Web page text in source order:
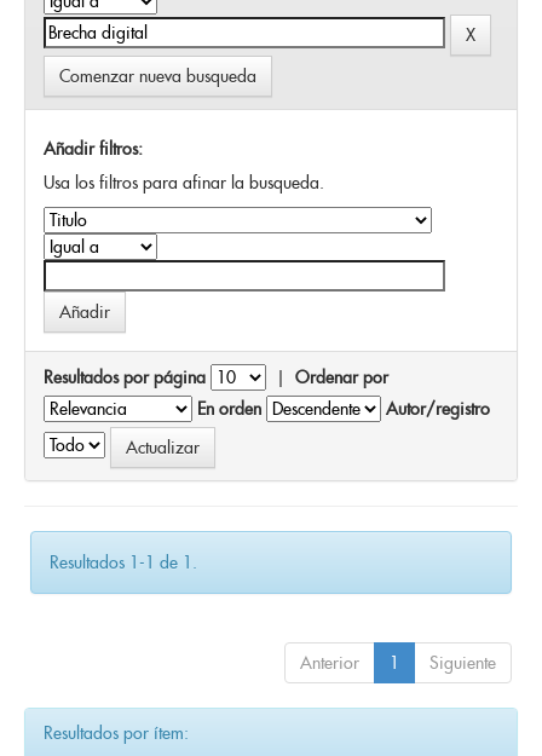
Comenzar nueva busqueda
Añadir filtros:
Usa los filtros para afinar la busqueda.
Resultados por página | Ordenar por
En orden
Autor/registro
Resultados 1-1 de 1.
Anterior 1 Siguiente
Resultados por ítem: